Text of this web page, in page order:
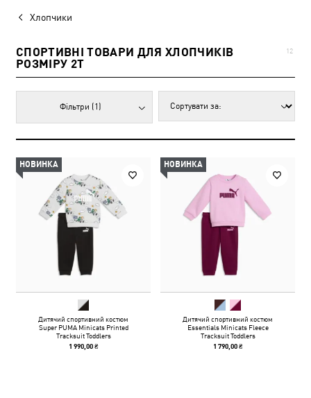
Хлопчики
СПОРТИВНІ ТОВАРИ ДЛЯ ХЛОПЧИКІВ
РОЗМІРУ 2T
12
Фільтри (1)
НОВИНКА
Дитячий спортивний костюм
Super PUMA Minicats Printed
Tracksuit Toddlers
1 990,00 ₴
НОВИНКА
Дитячий спортивний костюм
Essentials Minicats Fleece
Tracksuit Toddlers
1 790,00 ₴